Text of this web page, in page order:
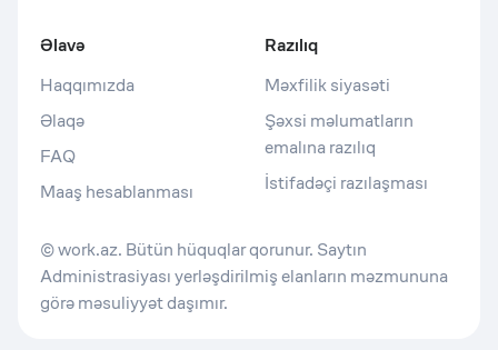
Əlavə
Haqqımızda
Əlaqə
FAQ
Maaş hesablanması
Razılıq
Məxfilik siyasəti
Şəxsi məlumatların
emalına razılıq
İstifadəçi razılaşması
© work.az. Bütün hüquqlar qorunur. Saytın
Administrasiyası yerləşdirilmiş elanların məzmununa
görə məsuliyyət daşımır.